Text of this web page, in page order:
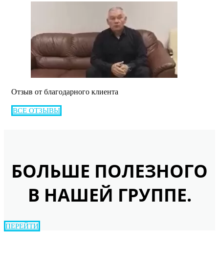
Отзыв от благодарного клиента
ВСЕ ОТЗЫВЫ
БОЛЬШЕ ПОЛЕЗНОГО
В НАШЕЙ ГРУППЕ.
ПЕРЕЙТИ